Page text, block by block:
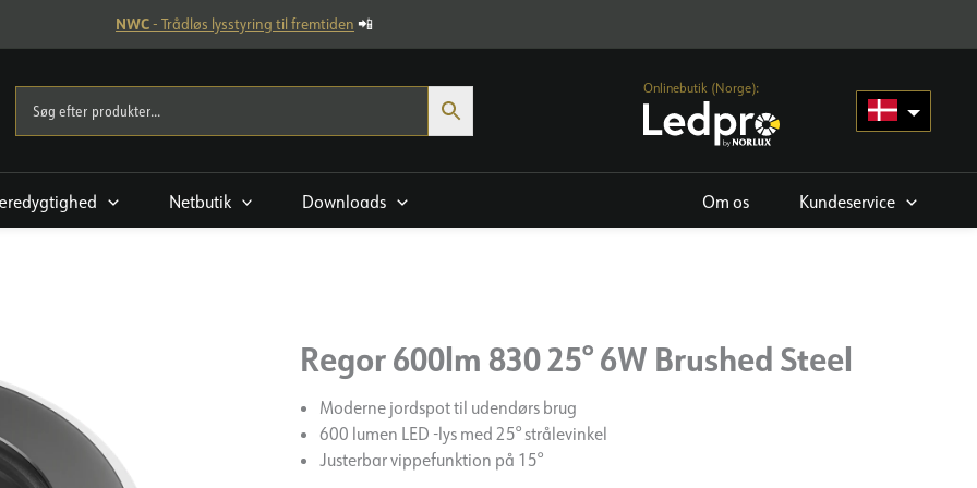
NWC- Trådløs lysstyring til fremtiden 📲
Onlinebutik (Norge):
Netbutik Downloads Om os Kundeservice
Regor 600lm 830 25° 6W Brushed Steel
Moderne jordspot til udendørs brug
600 lumen LED -lys med 25° strålevinkel
Justerbar vippefunktion på 15°